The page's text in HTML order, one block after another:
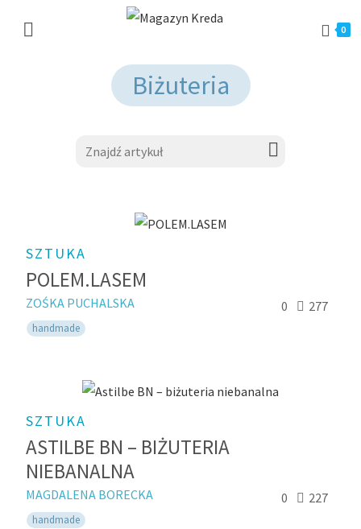
0
Biżuteria
SZTUKA
POLEM.LASEM
ZOŚKA PUCHALSKA 0 277
handmade
SZTUKA
ASTILBE BN – BIŻUTERIA
NIEBANALNA
MAGDALENA BORECKA 0 227
handmade